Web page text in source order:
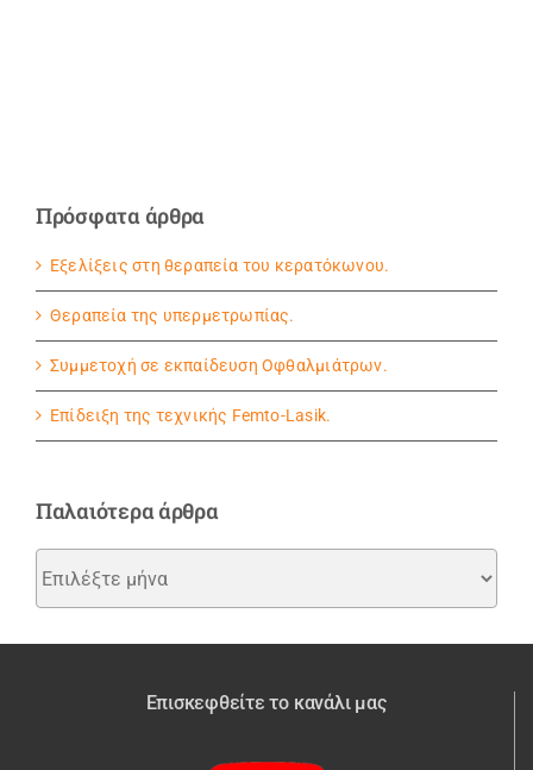
Πρόσφατα άρθρα
Εξελίξεις στη θεραπεία του κερατόκωνου.
Θεραπεία της υπερμετρωπίας.
Συμμετοχή σε εκπαίδευση Οφθαλμιάτρων.
Eπίδειξη της τεχνικής Femto-Lasik.
Παλαιότερα άρθρα
άρθρα
Επισκεφθείτε το κανάλι μας